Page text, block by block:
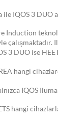
ile IQOS 3 DUO
Induction
çalışmaktadır.
3 DUO ise
hangi
IQOS
hangi